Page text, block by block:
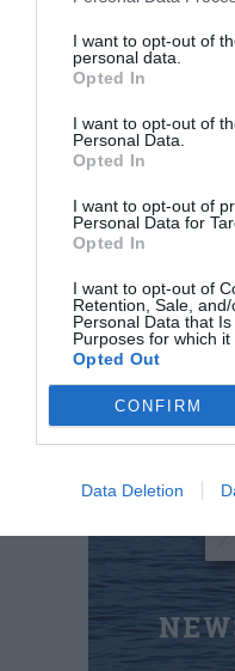
I want to opt-out of
personal data.
Opted In
I want to opt-out of
Personal Data.
Opted In
I want to opt-out of
Personal Data for
Opted In
I want to opt-out of
Retention, Sale,
Personal Data that
Purposes for which it
Opted Out
CONFIRM
Data Deletion
πλεονεκτήµατα, η
ψαρέµατος σε
και µεταφέρεται
δείκτη value for money
ESCAPE 24
τηλ.: 210 5228.716,
www.escape24.gr